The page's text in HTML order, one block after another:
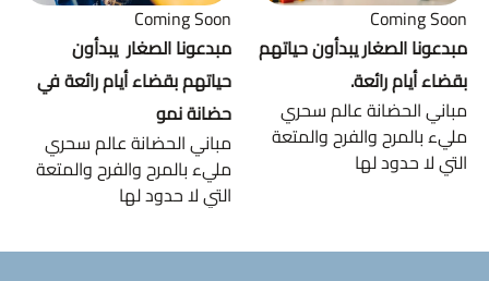
Coming Soon
مبدعونا الصغار يبدأون حياتهم
بقضاء أيام رائعة.
مباني الحضانة عالم سحري
مليء بالمرح والفرح والمتعة
التي لا حدود لها
Coming Soon
مبدعونا الصغار يبدأون
حياتهم بقضاء أيام رائعة في
حضانة نمو
مباني الحضانة عالم سحري
مليء بالمرح والفرح والمتعة
التي لا حدود لها